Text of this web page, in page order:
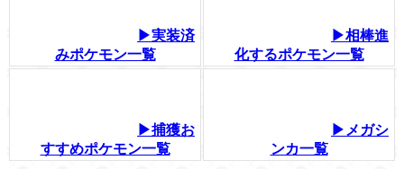
▶実装済
みポケモン一覧
▶相棒進
化するポケモン一覧
▶捕獲お
すすめポケモン一覧
▶メガシ
ンカ一覧